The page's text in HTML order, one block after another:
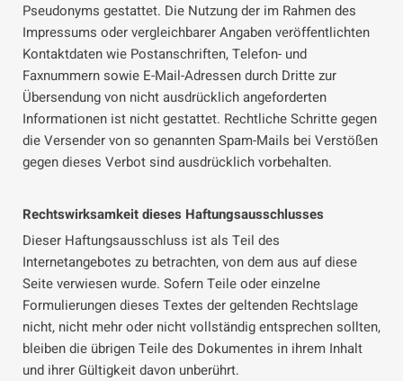
Pseudonyms gestattet. Die Nutzung der im Rahmen des
Impressums oder vergleichbarer Angaben veröffentlichten
Kontaktdaten wie Postanschriften, Telefon- und
Faxnummern sowie E-Mail-Adressen durch Dritte zur
Übersendung von nicht ausdrücklich angeforderten
Informationen ist nicht gestattet. Rechtliche Schritte gegen
die Versender von so genannten Spam-Mails bei Verstößen
gegen dieses Verbot sind ausdrücklich vorbehalten.
Rechtswirksamkeit dieses Haftungsausschlusses
Dieser Haftungsausschluss ist als Teil des
Internetangebotes zu betrachten, von dem aus auf diese
Seite verwiesen wurde. Sofern Teile oder einzelne
Formulierungen dieses Textes der geltenden Rechtslage
nicht, nicht mehr oder nicht vollständig entsprechen sollten,
bleiben die übrigen Teile des Dokumentes in ihrem Inhalt
und ihrer Gültigkeit davon unberührt.